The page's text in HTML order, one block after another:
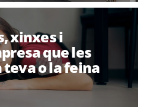
xinxes i
que les
o la feina